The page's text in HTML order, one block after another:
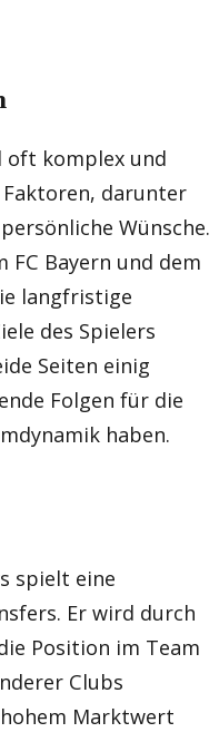
oft komplex und
darunter
Wünsche.
FC Bayern und dem
langfristige
des Spielers
Seiten einig
Folgen für die
haben.
spielt eine
Er wird durch
Position im Team
Clubs
Marktwert